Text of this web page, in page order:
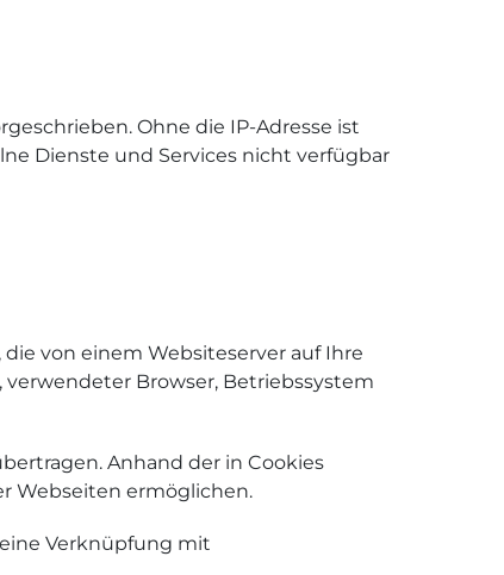
Ohne die IP-Adresse ist
Dienste und Services nicht verfügbar
von einem Websiteserver auf Ihre
Browser, Betriebssystem
Anhand der in Cookies
Webseiten ermöglichen.
Verknüpfung mit